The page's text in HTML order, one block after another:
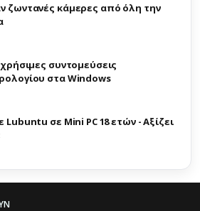
ζωντανές κάμερες από όλη την
συντομεύσεις
στα Windows
Lubuntu σε Mini PC 18 ετών - Αξίζει